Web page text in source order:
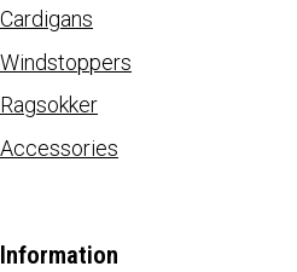
Cardigans
Windstoppers
Ragsokker
Accessories
Information